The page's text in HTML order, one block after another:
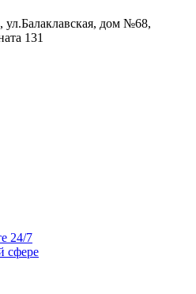
дом №68,
131
24/7
сфере